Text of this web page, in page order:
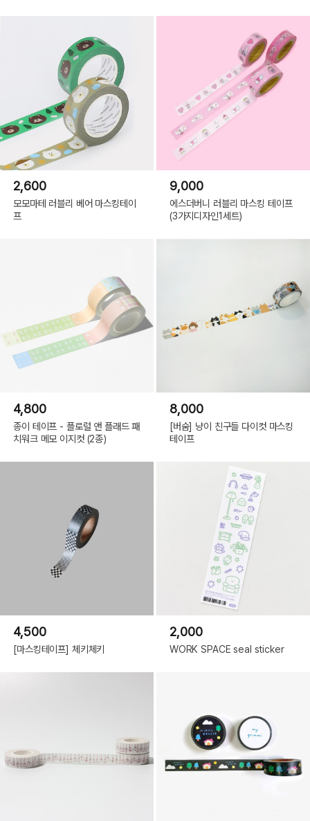
2,600
모모마테 러블리 베어 마스킹테이
프
9,000
에스더버니 러블리 마스킹 테이프
(3가지디자인1세트)
4,800
종이 테이프 - 플로럴 앤 플래드 패
치워크 메모 이지컷 (2종)
8,000
[버숨] 냥이 친구들 다이컷 마스킹
테이프
4,500
[마스킹테이프] 체키체키
2,000
WORK SPACE seal sticker